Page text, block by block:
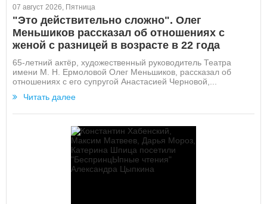
07 август 2026, Пятница
"Это действительно сложно". Олег
Меньшиков рассказал об отношениях с
женой с разницей в возрасте в 22 года
65-летний актёр, художественный руководитель Театра
имени М. Н. Ермоловой Олег Меньшиков, рассказал об
отношениях с его супругой Анастасией Черновой,...
Читать далее